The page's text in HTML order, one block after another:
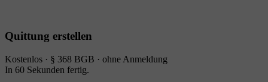
Quittung erstellen
Kostenlos · § 368 BGB · ohne Anmeldung
In 60 Sekunden fertig.